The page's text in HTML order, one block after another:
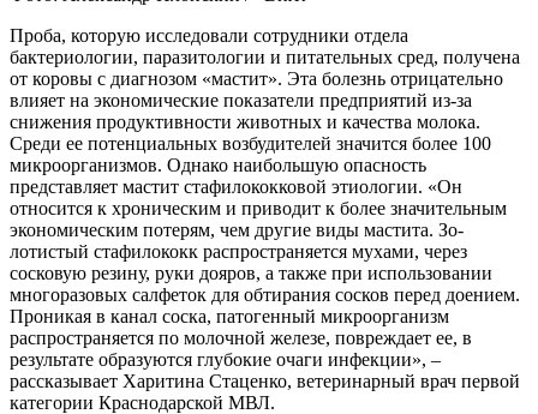
Проба, которую исследовали со­трудники отдела
бактериологии, паразитологии и питательных сред, получена
от коровы с диагнозом «мастит». Эта болезнь отрицательно
вли­яет на экономические показатели пред­приятий из-за
снижения продуктивности животных и качества молока.
Среди ее потенциальных возбудителей значит­ся более 100
микроорганизмов. Однако наибольшую опасность
представляет мастит стафилококковой этиологии. «Он
относится к хроническим и приводит к более значительным
экономическим потерям, чем другие виды мастита. Зо­
лотистый стафилококк распространяется мухами, через
сосковую резину, руки до­яров, а также при использовании
много­разовых салфеток для обтирания сосков перед доением.
Проникая в канал соска, патогенный микроорганизм
распростра­няется по молочной железе, повреждает ее, в
результате образуются глубокие оча­ги инфекции», –
рассказывает Харитина Стаценко, ветеринарный врач первой
ка­тегории Краснодарской МВЛ.